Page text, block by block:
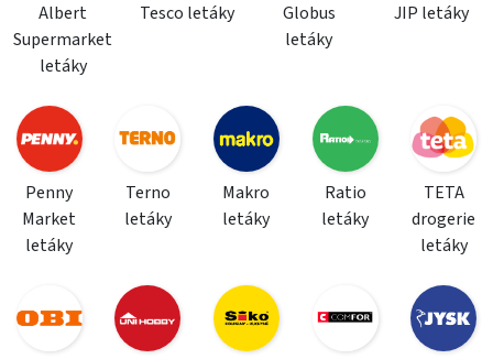
Albert
Supermarket
letáky
Tesco letáky
Globus
letáky
JIP letáky
Penny
Market
letáky
Terno
letáky
Makro
letáky
Ratio
letáky
TETA
drogerie
letáky